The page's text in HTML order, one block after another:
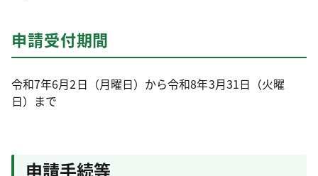
申請受付期間
令和7年6月2日（月曜日）から令和8年3月31日（火曜
日）まで
申請手続等